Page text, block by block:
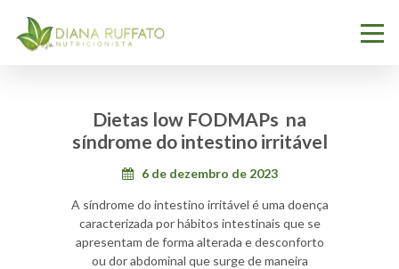
Dietas low FODMAPs na
síndrome do intestino irritável
6 de dezembro de 2023
A síndrome do intestino irritável é uma doença
caracterizada por hábitos intestinais que se
apresentam de forma alterada e desconforto
ou dor abdominal que surge de maneira